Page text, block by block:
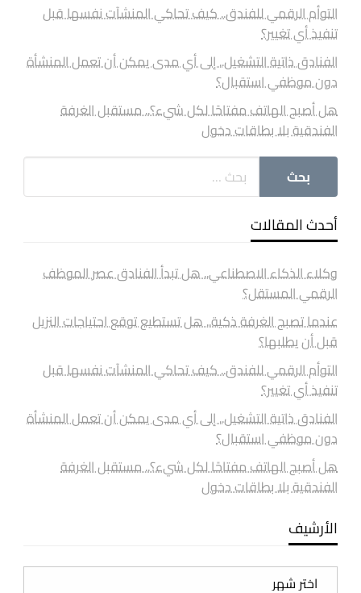
التوأم الرقمي للفندق.. كيف تحاكي المنشآت نفسها قبل
تنفيذ أي تغيير؟
الفنادق ذاتية التشغيل.. إلى أي مدى يمكن أن تعمل المنشأة
دون موظفي استقبال؟
هل أصبح الهاتف مفتاحًا لكل شيء؟.. مستقبل الغرفة
الفندقية بلا بطاقات دخول
أحدث المقالات
وكلاء الذكاء الاصطناعي.. هل تبدأ الفنادق عصر الموظف
الرقمي المستقل؟
عندما تصبح الغرفة ذكية.. هل تستطيع توقع احتياجات النزيل
قبل أن يطلبها؟
التوأم الرقمي للفندق.. كيف تحاكي المنشآت نفسها قبل
تنفيذ أي تغيير؟
الفنادق ذاتية التشغيل.. إلى أي مدى يمكن أن تعمل المنشأة
دون موظفي استقبال؟
هل أصبح الهاتف مفتاحًا لكل شيء؟.. مستقبل الغرفة
الفندقية بلا بطاقات دخول
الأرشيف
الأرشيف